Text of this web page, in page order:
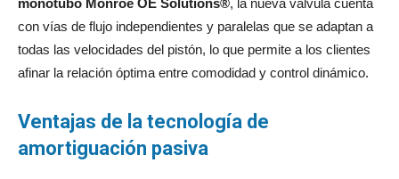
con vías de flujo independientes y paralelas que se adaptan a
todas las velocidades del pistón, lo que permite a los clientes
afinar la relación óptima entre comodidad y control dinámico.
Ventajas de la tecnología de
amortiguación pasiva